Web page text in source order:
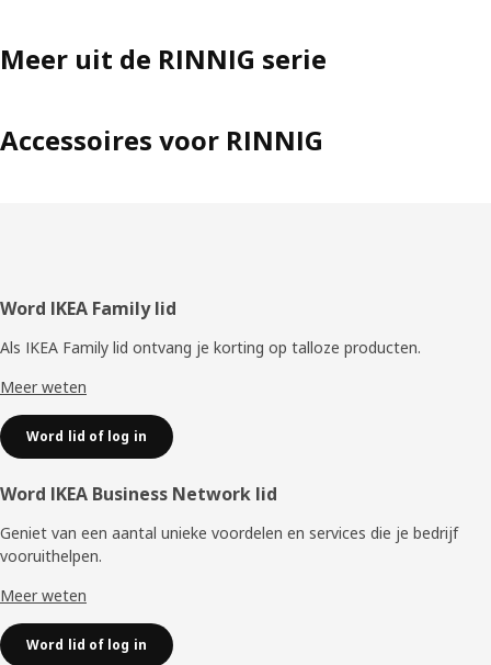
Meer uit de RINNIG serie
Accessoires voor RINNIG
Voettekst
Word IKEA Family lid
Als IKEA Family lid ontvang je korting op talloze producten.
Meer weten
Word lid of log in
Word IKEA Business Network lid
Geniet van een aantal unieke voordelen en services die je bedrijf
vooruithelpen. ​
Meer weten
Word lid of log in